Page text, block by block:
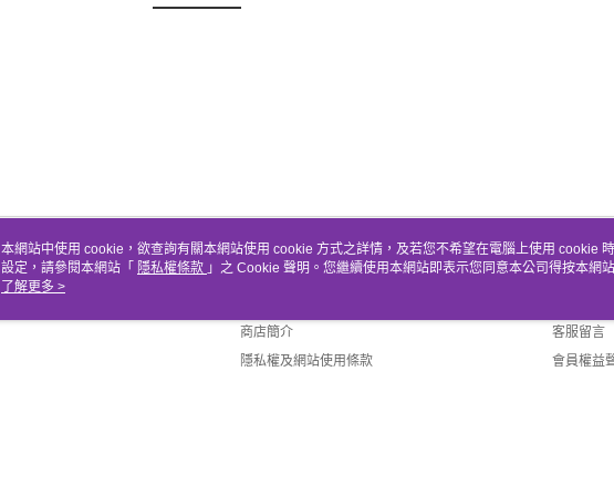
關於我們
商店簡介
隱私權及網站使用條款
客服資
客服留言
會員權益
本網站中使用 cookie，欲查詢有關本網站使用 cookie 方式之詳情，及若您不希望在電腦上使用 cookie
設定，請參閱本網站「 隱私權條款 」之 Cookie 聲明。您繼續使用本網站即表示您同意本公司得按本網
使用 cookie。
了解更多 >